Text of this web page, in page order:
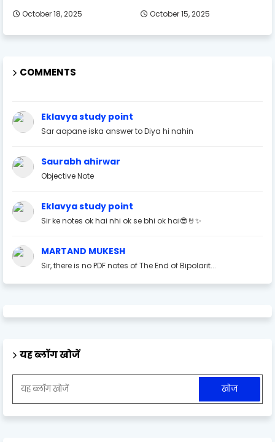
October 18, 2025 October 15, 2025
COMMENTS
Eklavya study point
Sar aapane iska answer to Diya hi nahin
Saurabh ahirwar
Objective Note
Eklavya study point
Sir ke notes ok hai nhi ok se bhi ok hai😎🤘✨
MARTAND MUKESH
Sir, there is no PDF notes of The End of Bipolarit...
यह ब्लॉग खोजें